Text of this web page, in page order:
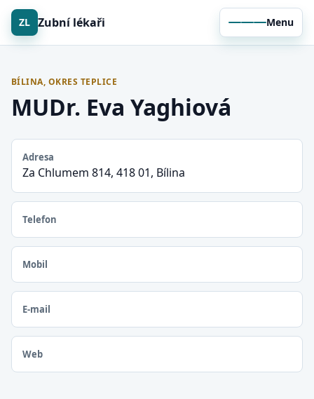
ZL Zubní lékaři Menu
BÍLINA, OKRES TEPLICE
MUDr. Eva Yaghiová
Adresa
Za Chlumem 814, 418 01, Bílina
Telefon
Mobil
E-mail
Web